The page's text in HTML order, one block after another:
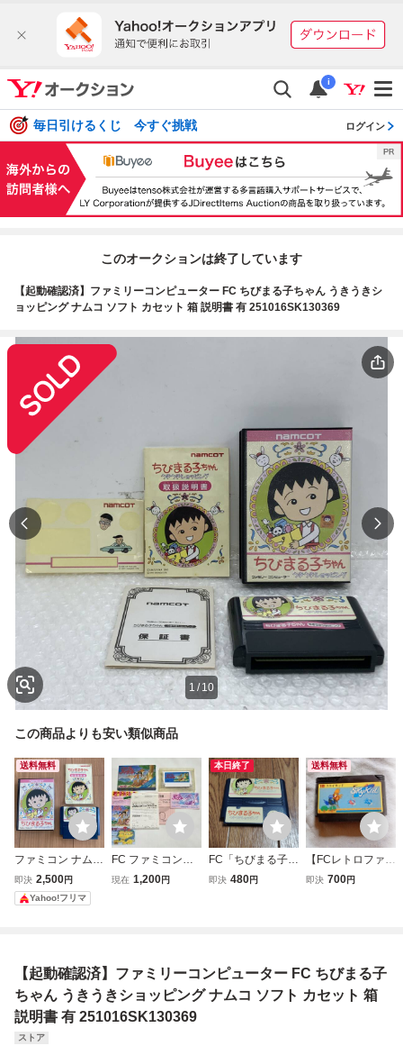
i
毎日引けるくじ 今すぐ挑戦 ログイン
このオークションは終了しています
【起動確認済】ファミリーコンピューター FC ちびまる子ちゃん うきうきシ
ョッピング ナムコ ソフト カセット 箱 説明書 有 251016SK130369
1 / 10
この商品よりも安い類似商品
送料無料
ファミコン ナムコ
ちびまる子ちゃん
うきうきショッピ
ング FC 説明書付
即決 2,500円
Yahoo!フリマ
FC ファミコン
リップルアイラン
現在 1,200円
本日終了
FC「ちびまる子ち
ゃん うきうきショ
即決 480円
送料無料
【FCレトロファミ
コンソフト】ナム
し 送料無料
即決 700円
【起動確認済】ファミリーコンピューター FC ちびまる子
ちゃん うきうきショッピング ナムコ ソフト カセット 箱
説明書 有 251016SK130369
ストア